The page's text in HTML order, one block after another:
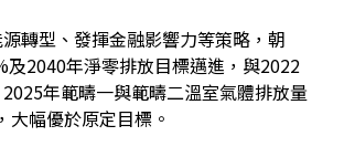
轉型、發揮金融影響力等策略，朝
及2040年淨零排放目標邁進，與2022
年範疇一與範疇二溫室氣體排放量
大幅優於原定目標。